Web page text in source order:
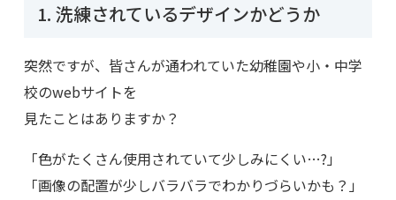
1. 洗練されているデザインかどうか
突然ですが、皆さんが通われていた幼稚園や小・中学
校のwebサイトを
見たことはありますか？
「色がたくさん使用されていて少しみにくい…?」
「画像の配置が少しバラバラでわかりづらいかも？」